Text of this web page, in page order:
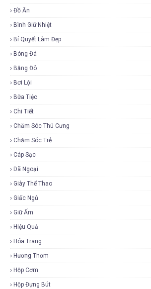
Đồ Ăn
Bình Giữ Nhiệt
Bí Quyết Làm Đẹp
Bóng Đá
Băng Đô
Bơi Lội
Bữa Tiệc
Chi Tiết
Chăm Sóc Thú Cưng
Chăm Sóc Trẻ
Cáp Sạc
Dã Ngoại
Giày Thể Thao
Giấc Ngủ
Giữ Ấm
Hiệu Quả
Hóa Trang
Hương Thơm
Hộp Cơm
Hộp Đựng Bút